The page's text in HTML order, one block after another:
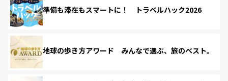
準備も滞在もスマートに！ トラベルハック2026
地球の歩き方アワード みんなで選ぶ、旅のベスト。